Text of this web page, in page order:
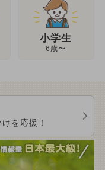
小学生
6歳〜
を応援！